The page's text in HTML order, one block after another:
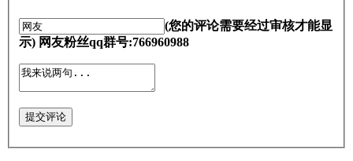
(您的评论需要经过审核才能显
示) 网友粉丝qq群号:766960988
提交评论